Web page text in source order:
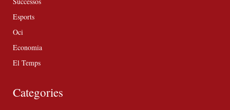
Esports
Oci
Economia
El Temps
Categories